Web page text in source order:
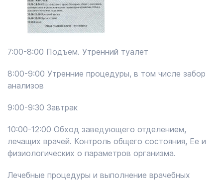
7:00-8:00 Подъем. Утренний туалет
8:00-9:00 Утренние процедуры, в том числе забор
анализов
9:00-9:30 Завтрак
10:00-12:00 Обход заведующего отделением,
лечащих врачей. Контроль общего состояния, Ее и
физиологических о параметров организма.
Лечебные процедуры и выполнение врачебных